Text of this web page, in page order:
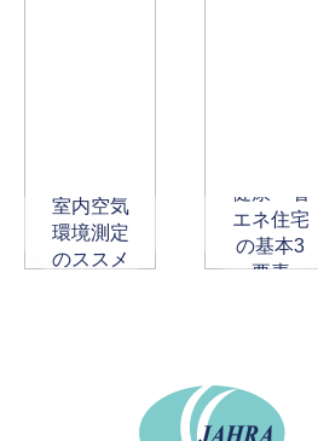
室内空気
環境測定
のススメ
健康・省
エネ住宅
の基本3
要素